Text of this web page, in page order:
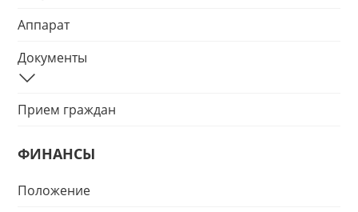
Аппарат
Документы
Прием граждан
ФИНАНСЫ
Положение